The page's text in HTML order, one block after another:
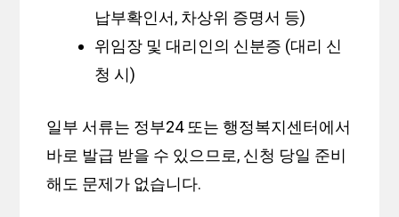
납부확인서, 차상위 증명서 등)
위임장 및 대리인의 신분증 (대리 신
청 시)
일부 서류는 정부24 또는 행정복지센터에서
바로 발급 받을 수 있으므로, 신청 당일 준비
해도 문제가 없습니다.